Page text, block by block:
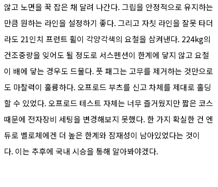
않고 노면을 꾹 잡은 채 달려 나간다. 그립을 안정적으로 유지하는
만큼 원하는 라인을 설정하기 좋다. 그리고 자칫 라인을 잘못 타더
라도 21인치 프런트 휠이 각양각색의 요철을 삼켜낸다. 224kg의
건조중량을 잊어도 될 정도로 서스펜션이 한계에 닿지 않고 요철
이 배에 닿는 경우도 드물다. 풋 패그는 고무를 제거하는 것만으로
도 마찰력이 훌륭하다. 오프로드 부츠를 신고 차체를 제대로 홀딩
할 수 있었다. 오프로드 테스트 자체는 너무 즐거웠지만 짧은 코스
때문에 전자장비 세팅을 변경해보지 못했다. 한 가지 확실한 건 엔
듀로 벨로체에겐 더 높은 한계와 잠재성이 남아있었다는 것이
다. 이는 추후에 국내 시승을 통해 알아봐야겠다.